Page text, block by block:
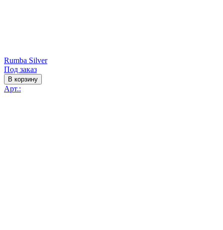
Rumba Silver
Под заказ
В корзину
Арт.: